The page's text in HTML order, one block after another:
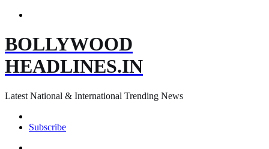
BOLLYWOOD
HEADLINES.IN
Latest National & International Trending News
Subscribe